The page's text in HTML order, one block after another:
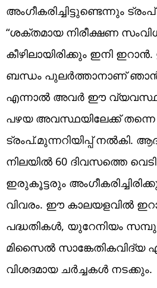
അംഗീകരിച്ചിട്ടുണ്ടെന്നും
“ശക്തമായ നിരീക്ഷണ
കീഴിലായിരിക്കും ഇനി
ബന്ധം പുലർത്താനാണ്
എന്നാൽ അവർ ഈ
പഴയ അവസ്ഥയിലേക്ക് തന്നെ
ട്രംപ്.മുന്നറിയിപ്പ് നൽകി.
നിലയിൽ 60 ദിവസത്തെ
ഇരുകൂട്ടരും
വിവരം. ഈ കാലയളവിൽ
പദ്ധതികൾ, യുറേനിയം
മിസൈൽ സാങ്കേതികവിദ്യ
വിശദമായ ചർച്ചകൾ നടക്കും.